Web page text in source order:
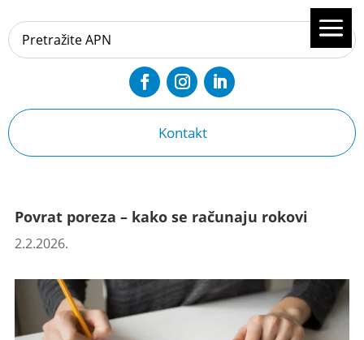
Kontakt
Povrat poreza – kako se računaju rokovi
2.2.2026.